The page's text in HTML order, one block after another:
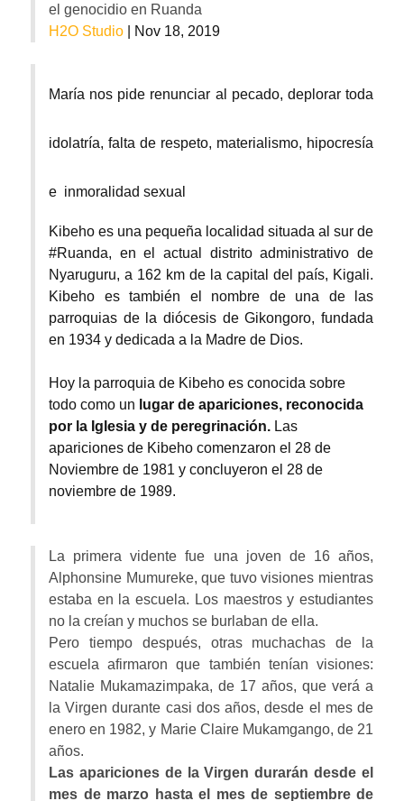
el genocidio en Ruanda
H2O Studio | Nov 18, 2019
María nos pide renunciar al pecado, deplorar toda
idolatría, falta de respeto, materialismo, hipocresía
e inmoralidad sexual
Kibeho es una pequeña localidad situada al sur de
#Ruanda, en el actual distrito administrativo de
Nyaruguru, a 162 km de la capital del país, Kigali.
Kibeho es también el nombre de una de las
parroquias de la diócesis de Gikongoro, fundada
en 1934 y dedicada a la Madre de Dios.
Hoy la parroquia de Kibeho es conocida sobre
todo como un lugar de apariciones, reconocida
por la Iglesia y de peregrinación. Las
apariciones de Kibeho comenzaron el 28 de
Noviembre de 1981 y concluyeron el 28 de
noviembre de 1989.
La primera vidente fue una joven de 16 años,
Alphonsine Mumureke, que tuvo visiones mientras
estaba en la escuela. Los maestros y estudiantes
no la creían y muchos se burlaban de ella.
Pero tiempo después, otras muchachas de la
escuela afirmaron que también tenían visiones:
Natalie Mukamazimpaka, de 17 años, que verá a
la Virgen durante casi dos años, desde el mes de
enero en 1982, y Marie Claire Mukamgango, de 21
años.
Las apariciones de la Virgen durarán desde el
mes de marzo hasta el mes de septiembre de